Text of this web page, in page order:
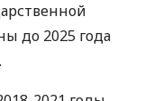
до 2025 года